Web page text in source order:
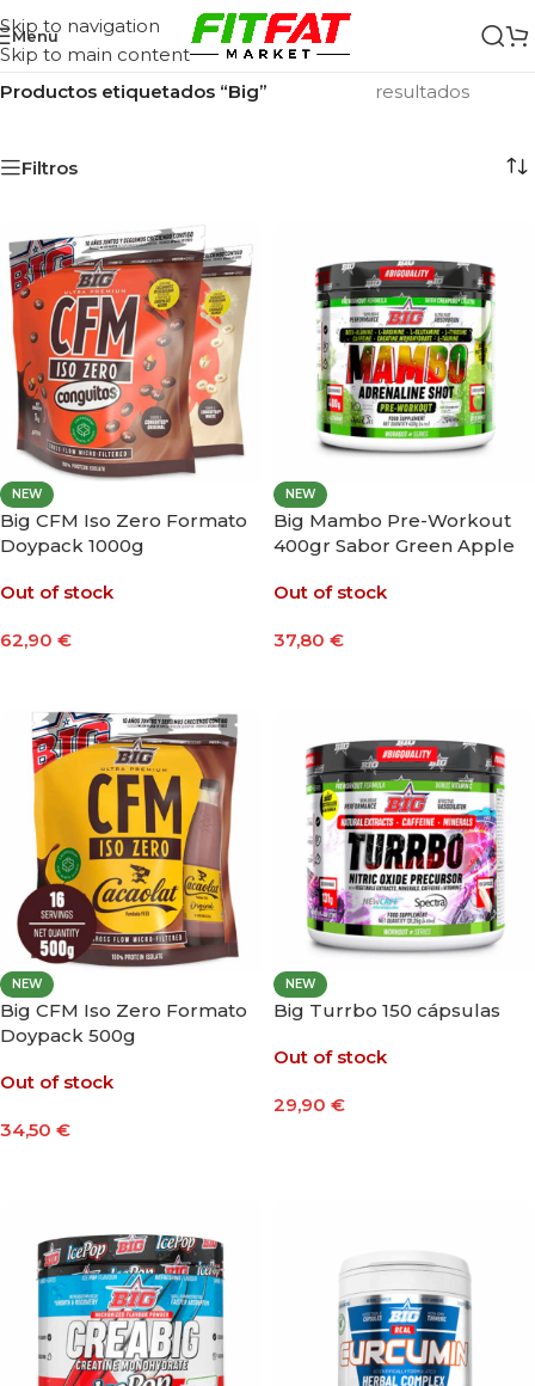
Skip to navigation
Skip to main content
Menu
Inicio/
Productos etiquetados “Big”
resultados
Filtros
NEW
Big CFM Iso Zero Formato
Doypack 1000g
Out of stock
62,90 €
NEW
Big Mambo Pre-Workout
400gr Sabor Green Apple
Out of stock
37,80 €
NEW
Big CFM Iso Zero Formato
Doypack 500g
Out of stock
34,50 €
NEW
Big Turrbo 150 cápsulas
Out of stock
29,90 €